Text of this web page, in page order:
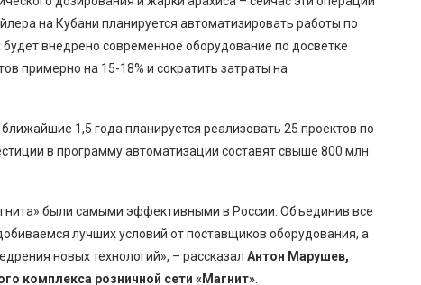
на Кубани планируется автоматизировать работы по
внедрено современное оборудование по досветке
примерно на 15-18% и сократить затраты на
1,5 года планируется реализовать 25 проектов по
в программу автоматизации составят свыше 800 млн
были самыми эффективными в России. Объединив все
лучших условий от поставщиков оборудования, а
новых технологий», – рассказал Антон Марушев,
комплекса розничной сети «Магнит»